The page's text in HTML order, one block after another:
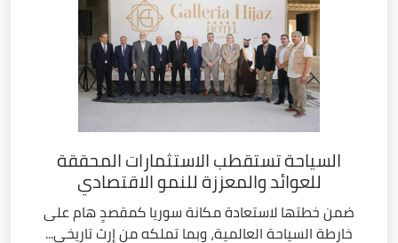
السياحة تستقطب الاستثمارات المحققة
للعوائد والمعززة للنمو الاقتصادي
ضمن خطتها لاستعادة مكانة سوريا كمقصدٍ هام على
خارطة السياحة العالمية، وبما تملكه من إرث تاريخي...